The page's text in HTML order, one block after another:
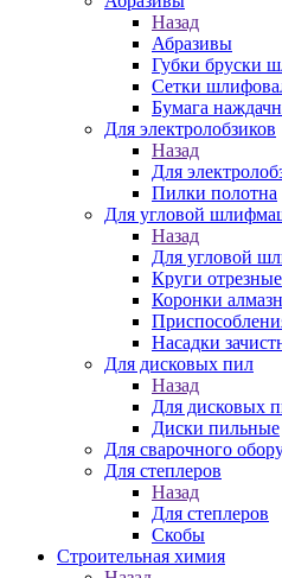
Назад
Абразивы
Губки бруски
Сетки
Бумага
Для электролобзиков
Назад
Для
Пилки полотна
Для угловой
Назад
Для угловой
Круги отрезные
Коронки
Насадки
Для дисковых пил
Назад
Для дисковых
Диски пильные
Для сварочного
Для степлеров
Назад
Для степлеров
Скобы
Строительная химия